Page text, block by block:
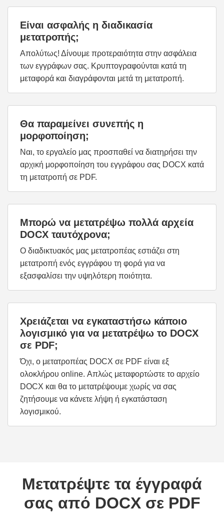
Είναι ασφαλής η διαδικασία
μετατροπής;
Απολύτως! Δίνουμε προτεραιότητα στην ασφάλεια
των εγγράφων σας. Κρυπτογραφούνται κατά τη
μεταφορά και διαγράφονται μετά τη μετατροπή.
Θα παραμείνει συνεπής η
μορφοποίηση;
Ναι, το εργαλείο μας προσπαθεί να διατηρήσει την
αρχική μορφοποίηση του εγγράφου σας DOCX κατά
τη μετατροπή σε PDF.
Μπορώ να μετατρέψω πολλά αρχεία
DOCX ταυτόχρονα;
Ο διαδικτυακός μας μετατροπέας εστιάζει στη
μετατροπή ενός εγγράφου τη φορά για να
εξασφαλίσει την υψηλότερη ποιότητα.
Χρειάζεται να εγκαταστήσω κάποιο
λογισμικό για να μετατρέψω το DOCX
σε PDF;
Όχι, ο μετατροπέας DOCX σε PDF είναι εξ
ολοκλήρου online. Απλώς μεταφορτώστε το αρχείο
DOCX και θα το μετατρέψουμε χωρίς να σας
ζητήσουμε να κάνετε λήψη ή εγκατάσταση
λογισμικού.
Μετατρέψτε τα έγγραφά
σας από DOCX σε PDF